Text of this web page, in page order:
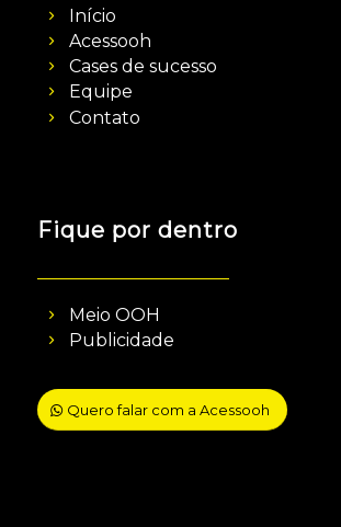
Início
Acessooh
Cases de sucesso
Equipe
Contato
Fique por dentro
Meio OOH
Publicidade
Quero falar com a Acessooh